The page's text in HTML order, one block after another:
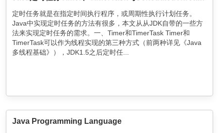
定时任务就是在指定时间执行程序，或周期性执行计划任务。
Java中实现定时任务的方法有很多，本文从从JDK自带的一些方
法来实现定时任务的需求。一、Timer和TimerTask Timer和
TimerTask可以作为线程实现的第三种方式（前两种详见《Java
多线程基础》），JDK1.5之后定时任...
Java Programming Language